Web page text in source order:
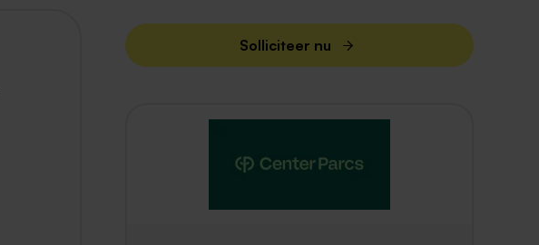
Solliciteer nu